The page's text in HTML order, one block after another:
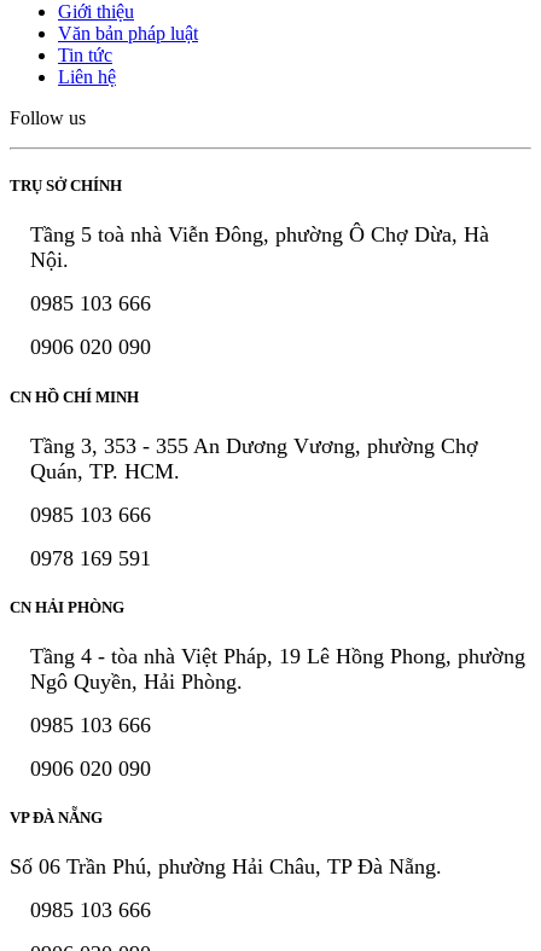
Giới thiệu
Văn bản pháp luật
Tin tức
Liên hệ
Follow us
TRỤ SỞ CHÍNH
Tầng 5 toà nhà Viễn Đông, phường Ô Chợ Dừa, Hà
Nội.
0985 103 666
0906 020 090
CN HỒ CHÍ MINH
Tầng 3, 353 - 355 An Dương Vương, phường Chợ
Quán, TP. HCM.
0985 103 666
0978 169 591
CN HẢI PHÒNG
Tầng 4 - tòa nhà Việt Pháp, 19 Lê Hồng Phong, phường
Ngô Quyền, Hải Phòng.
0985 103 666
0906 020 090
VP ĐÀ NẴNG
Số 06 Trần Phú, phường Hải Châu, TP Đà Nẵng.
0985 103 666